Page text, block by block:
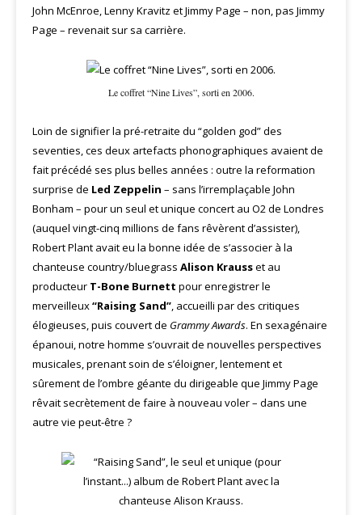
John McEnroe, Lenny Kravitz et Jimmy Page – non, pas Jimmy
Page – revenait sur sa carrière.
Le coffret “Nine Lives”, sorti en 2006.
Loin de signifier la pré-retraite du “golden god” des
seventies, ces deux artefacts phonographiques avaient de
fait précédé ses plus belles années : outre la reformation
surprise de Led Zeppelin – sans l’irremplaçable John
Bonham – pour un seul et unique concert au O2 de Londres
(auquel vingt-cinq millions de fans rêvèrent d’assister),
Robert Plant avait eu la bonne idée de s’associer à la
chanteuse country/bluegrass Alison Krausset au
producteur T-Bone Burnett pour enregistrer le
merveilleux“Raising Sand”, accueilli par des critiques
élogieuses, puis couvert de Grammy Awards. En sexagénaire
épanoui, notre homme s’ouvrait de nouvelles perspectives
musicales, prenant soin de s’éloigner, lentement et
sûrement de l’ombre géante du dirigeable que Jimmy Page
rêvait secrètement de faire à nouveau voler – dans une
autre vie peut-être ?